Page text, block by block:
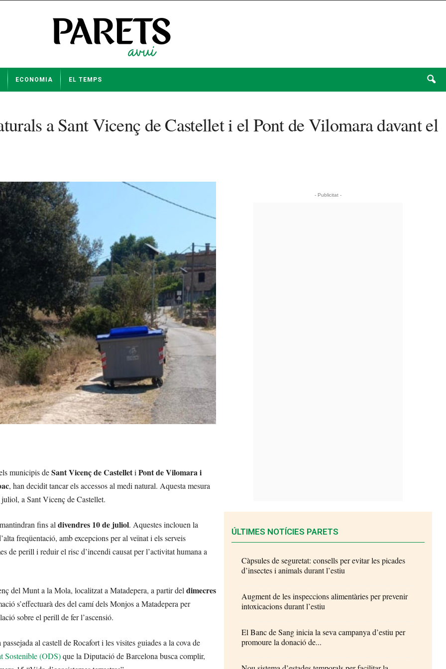
ECONOMIA EL TEMPS
a Sant Vicenç de Castellet i el Pont de Vilomara davant el
municipis deSant Vicenç de CastelletiPont de Vilomara i
, han decidit tancar els accessos al medi natural. Aquesta mesura
a Sant Vicenç de Castellet.
fins aldivendres 10 de juliol. Aquestes inclouen la
freqüentació, amb excepcions per al veïnat i els serveis
de perill i reduir el risc d’incendi causat per l’activitat humana a
del Munt a la Mola, localitzat a Matadepera, a partir deldimecres
s’effectuarà des del camí dels Monjos a Matadepera per
sobre el perill de fer l’ascensió.
al castell de Rocafort i les visites guiades a la cova de
Sostenible (ODS)que la Diputació de Barcelona busca complir,
- Publicitat -
ÚLTIMES NOTÍCIES PARETS
Càpsules de seguretat: consells per evitar les picades
d’insectes i animals durant l’estiu
Augment de les inspeccions alimentàries per prevenir
intoxicacions durant l’estiu
El Banc de Sang inicia la seva campanya d’estiu per
promoure la donació de...